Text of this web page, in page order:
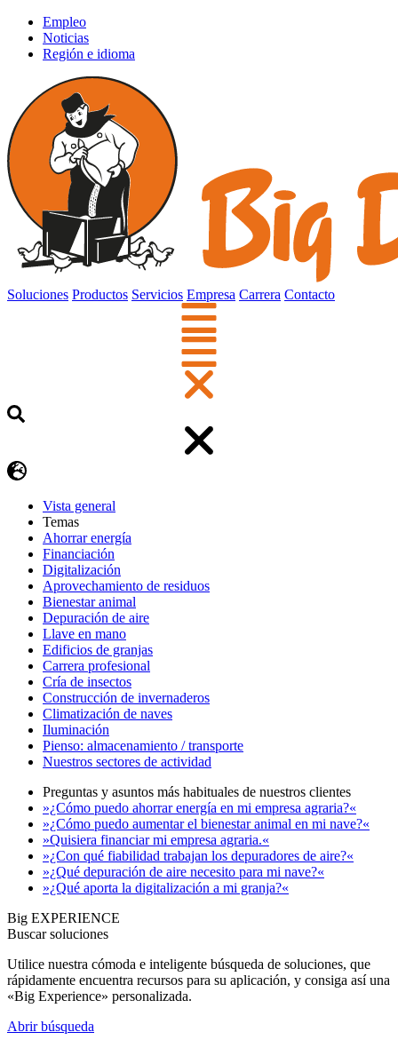
Empleo
Noticias
Región e idioma
Soluciones Productos Servicios Empresa Carrera Contacto
Vista general
Temas
Ahorrar energía
Financiación
Digitalización
Aprovechamiento de residuos
Bienestar animal
Depuración de aire
Llave en mano
Edificios de granjas
Carrera profesional
Cría de insectos
Construcción de invernaderos
Climatización de naves
Iluminación
Pienso: almacenamiento / transporte
Nuestros sectores de actividad
Preguntas y asuntos más habituales de nuestros clientes
»¿Cómo puedo ahorrar energía en mi empresa agraria?«
»¿Cómo puedo aumentar el bienestar animal en mi nave?«
»Quisiera financiar mi empresa agraria.«
»¿Con qué fiabilidad trabajan los depuradores de aire?«
»¿Qué depuración de aire necesito para mi nave?«
»¿Qué aporta la digitalización a mi granja?«
Big EXPERIENCE
Buscar soluciones
Utilice nuestra cómoda e inteligente búsqueda de soluciones, que
rápidamente encuentra recursos para su aplicación, y consiga así una
«Big Experience» personalizada.
Abrir búsqueda